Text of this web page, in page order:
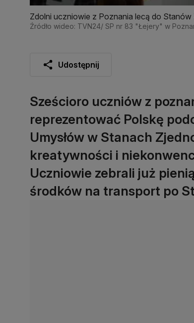
Zdolni uczniowie z Poznania lecą do
Źródło wideo: TVN24/ SP nr 83 "Łejery" w
Udostępnij
Sześcioro uczniów z
reprezentować Polskę
Umysłów w Stanach
kreatywności i
Uczniowie zebrali już
środków na transport po